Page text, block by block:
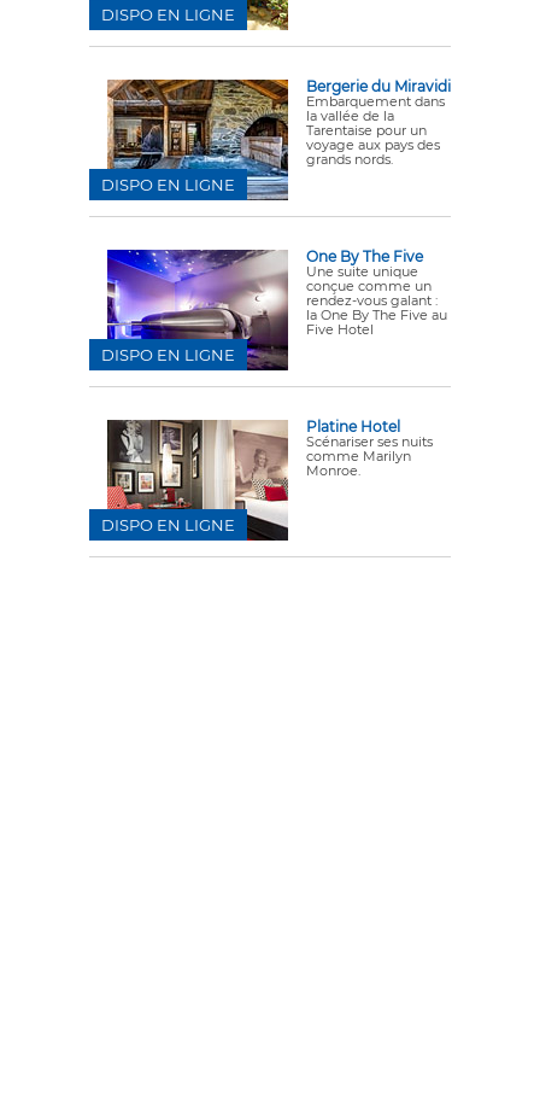
DISPO EN LIGNE
Bergerie du Miravidi
Embarquement dans
la vallée de la
Tarentaise pour un
voyage aux pays des
grands nords.
DISPO EN LIGNE
One By The Five
Une suite unique
conçue comme un
rendez-vous galant :
la One By The Five au
Five Hotel
DISPO EN LIGNE
Platine Hotel
Scénariser ses nuits
comme Marilyn
Monroe.
DISPO EN LIGNE